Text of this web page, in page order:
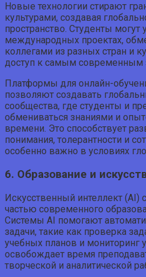
Новые технологии стирают
культурами, создавая
пространство. Студенты могут
международных проектах,
коллегами из разных стран и
доступ к самым современным
Платформы для онлайн-
позволяют создавать
сообщества, где студенты и
обмениваться знаниями и
времени. Это способствует
понимания, толерантности и
особенно важно в условиях
6. Образование и
Искусственный интеллект (AI)
частью современного
Системы AI помогают
задачи, такие как проверка
учебных планов и мониторинг
освобождает время
творческой и аналитической